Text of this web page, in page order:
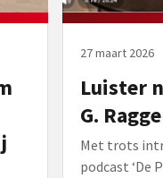
27 maart 2026
Luister
G.
Met trots
podcast ‘De